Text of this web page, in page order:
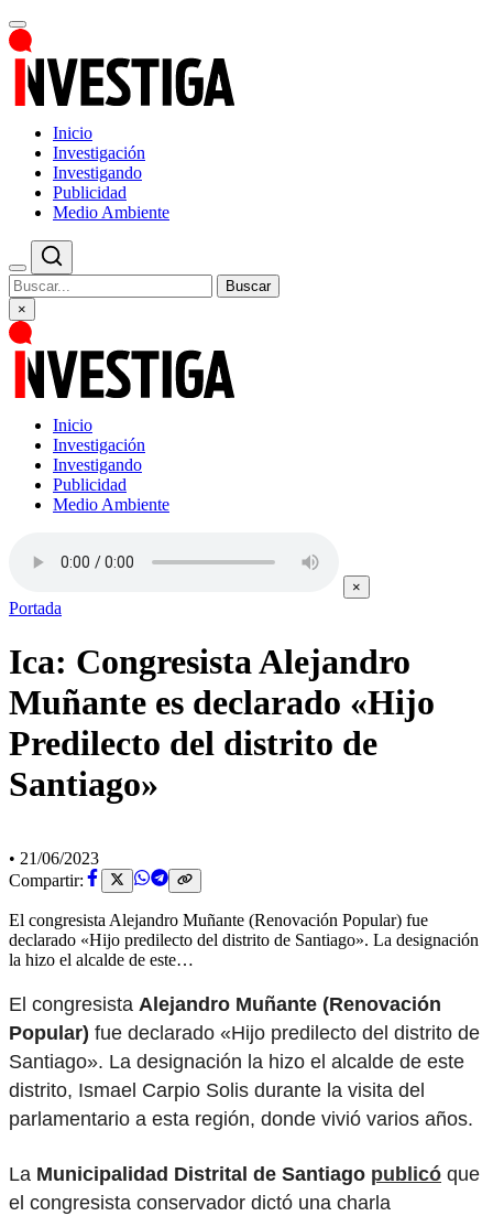
Inicio
Investigación
Investigando
Publicidad
Medio Ambiente
Buscar
×
Inicio
Investigación
Investigando
Publicidad
Medio Ambiente
×
Portada
Ica: Congresista Alejandro
Muñante es declarado «Hijo
Predilecto del distrito de
Santiago»
• 21/06/2023
Compartir:
El congresista Alejandro Muñante (Renovación Popular) fue
declarado «Hijo predilecto del distrito de Santiago». La designación
la hizo el alcalde de este…
El congresista Alejandro Muñante (Renovación
Popular) fue declarado «Hijo predilecto del distrito de
Santiago». La designación la hizo el alcalde de este
distrito, Ismael Carpio Solis durante la visita del
parlamentario a esta región, donde vivió varios años.
La Municipalidad Distrital de Santiago publicó que
el congresista conservador dictó una charla